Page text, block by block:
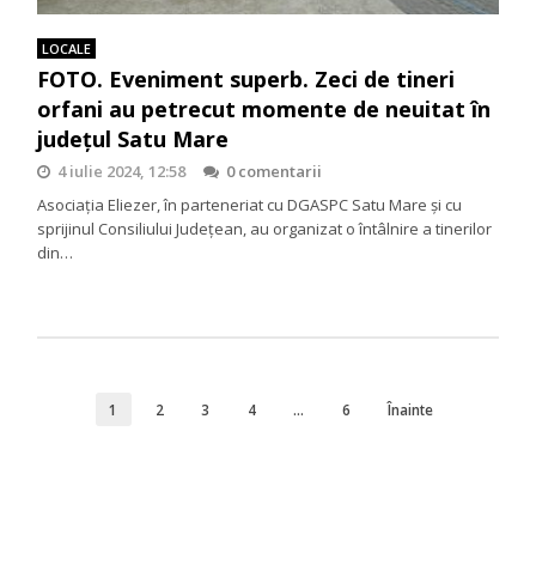
LOCALE
FOTO. Eveniment superb. Zeci de tineri
orfani au petrecut momente de neuitat în
județul Satu Mare
4 iulie 2024, 12:58
0 comentarii
Asociația Eliezer, în parteneriat cu DGASPC Satu Mare și cu
sprijinul Consiliului Județean, au organizat o întâlnire a tinerilor
din…
1 2 3 4 … 6 Înainte